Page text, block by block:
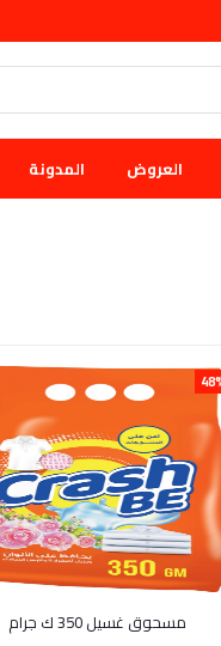
العروض المدونة
أضف إلى السلة
مسحوق غسيل 350 ك جرام